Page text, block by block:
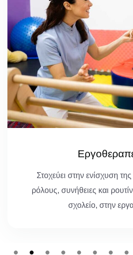
Στοχεύει στην ενίσχυση
ρόλους, συνήθειες και
σχολείο, στην